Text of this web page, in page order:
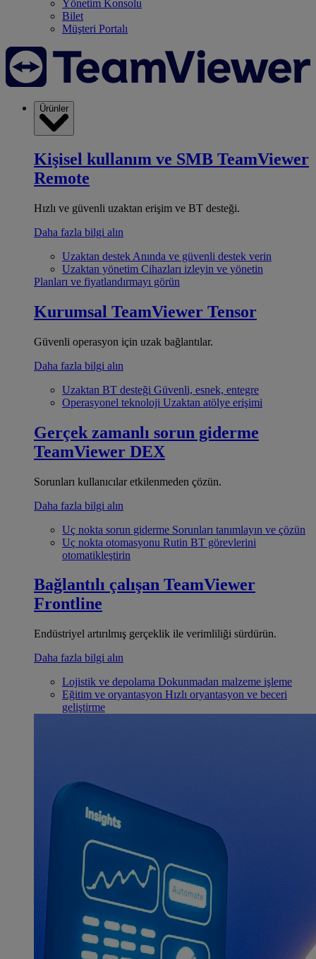
Yönetim Konsolu
Bilet
Müşteri Portalı
Ürünler
Kişisel kullanım ve SMB TeamViewer
Remote
Hızlı ve güvenli uzaktan erişim ve BT desteği.
Daha fazla bilgi alın
Uzaktan destek Anında ve güvenli destek verin
Uzaktan yönetim Cihazları izleyin ve yönetin
Planları ve fiyatlandırmayı görün
Kurumsal TeamViewer Tensor
Güvenli operasyon için uzak bağlantılar.
Daha fazla bilgi alın
Uzaktan BT desteği Güvenli, esnek, entegre
Operasyonel teknoloji Uzaktan atölye erişimi
Gerçek zamanlı sorun giderme
TeamViewer DEX
Sorunları kullanıcılar etkilenmeden çözün.
Daha fazla bilgi alın
Uç nokta sorun giderme Sorunları tanımlayın ve çözün
Uç nokta otomasyonu Rutin BT görevlerini
otomatikleştirin
Bağlantılı çalışan TeamViewer
Frontline
Endüstriyel artırılmış gerçeklik ile verimliliği sürdürün.
Daha fazla bilgi alın
Lojistik ve depolama Dokunmadan malzeme işleme
Eğitim ve oryantasyon Hızlı oryantasyon ve beceri
geliştirme